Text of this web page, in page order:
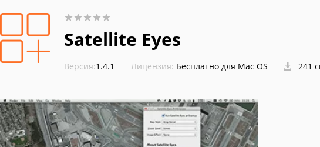
Satellite Eyes
Версия:1.4.1 Лицензия: Бесплатно для Mac OS 241